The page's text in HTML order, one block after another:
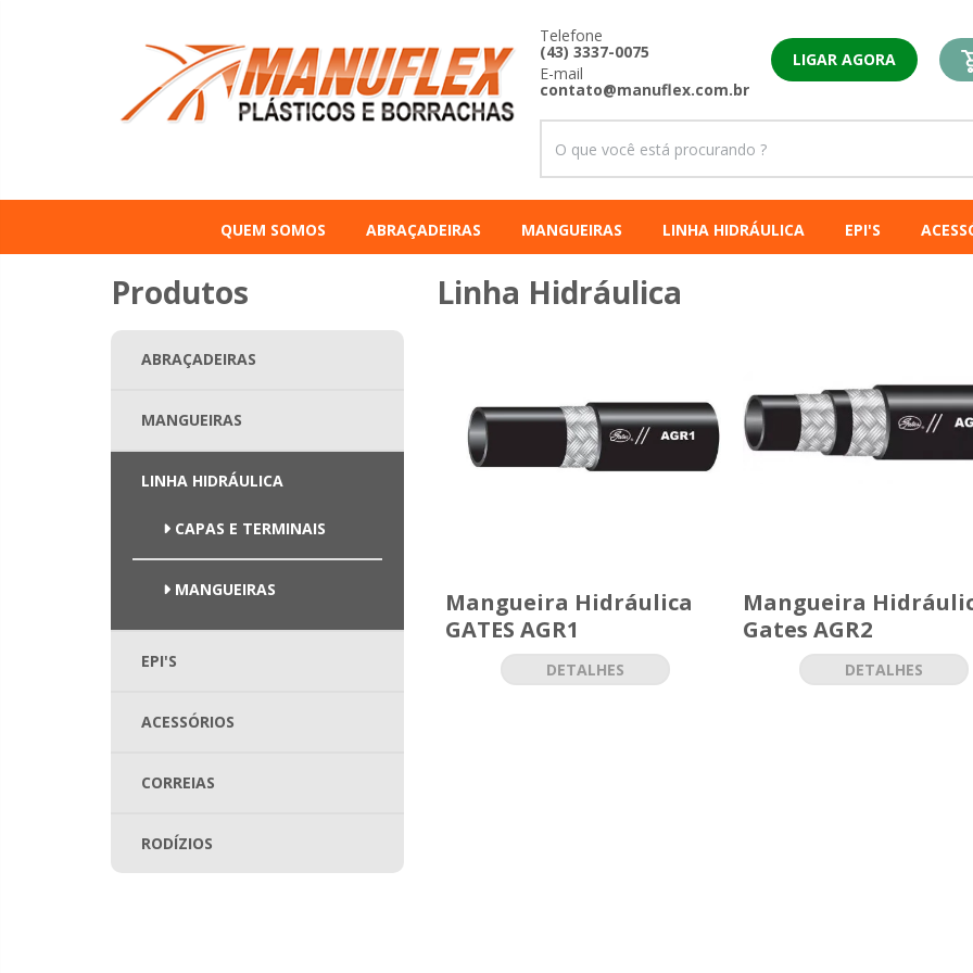
Telefone
(43) 3337-0075
E-mail
contato@manuflex.com.br
LIGAR AGORA
QUEM SOMOS ABRAÇADEIRAS MANGUEIRAS LINHA HIDRÁULICA EPI'S
Produtos
ABRAÇADEIRAS
MANGUEIRAS
LINHA HIDRÁULICA
CAPAS E TERMINAIS
MANGUEIRAS
EPI'S
ACESSÓRIOS
CORREIAS
RODÍZIOS
Linha Hidráulica
Mangueira Hidráulica
GATES AGR1
DETALHES
Mangueira
Gates AGR2
DETALHES